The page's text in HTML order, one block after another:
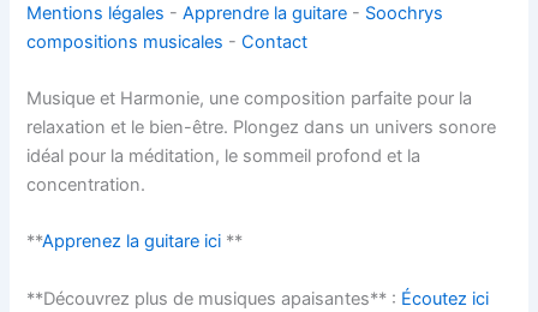
Mentions légales -Apprendre la guitare - Soochrys
compositions musicales -Contact
Musique et Harmonie, une composition parfaite pour la
relaxation et le bien-être. Plongez dans un univers sonore
idéal pour la méditation, le sommeil profond et la
concentration.
**Apprenez la guitare ici **
**Découvrez plus de musiques apaisantes** : Écoutez ici